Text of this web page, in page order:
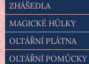
ZHÁŠEDLA
MAGICKÉ HŮLKY
OLTÁŘNÍ PLÁTNA
OLTÁŘNÍ POMŮCKY